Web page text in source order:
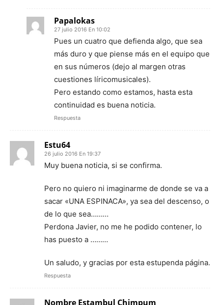
Papalokas
27 julio 2016 En 10:02
Pues un cuatro que defienda algo, que sea
más duro y que piense más en el equipo que
en sus números (dejo al margen otras
cuestiones líricomusicales).
Pero estando como estamos, hasta esta
continuidad es buena noticia.
Respuesta
Estu64
26 julio 2016 En 19:37
Muy buena noticia, si se confirma.
Pero no quiero ni imaginarme de donde se va a
sacar «UNA ESPINACA», ya sea del descenso, o
de lo que sea………
Perdona Javier, no me he podido contener, lo
has puesto a ………
Un saludo, y gracias por esta estupenda página.
Respuesta
Nombre Estambul Chimpum